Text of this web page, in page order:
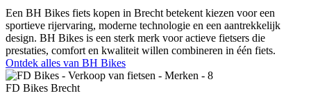
Een BH Bikes fiets kopen in Brecht betekent kiezen voor een
sportieve rijervaring, moderne technologie en een aantrekkelijk
design. BH Bikes is een sterk merk voor actieve fietsers die
prestaties, comfort en kwaliteit willen combineren in één fiets.
Ontdek alles van BH Bikes
FD Bikes Brecht